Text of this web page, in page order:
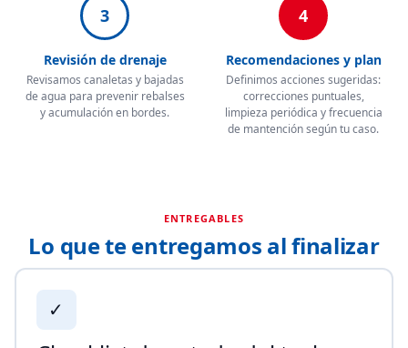
3
Revisión de drenaje
Revisamos canaletas y bajadas
de agua para prevenir rebalses
y acumulación en bordes.
4
Recomendaciones y plan
Definimos acciones sugeridas:
correcciones puntuales,
limpieza periódica y frecuencia
de mantención según tu caso.
ENTREGABLES
Lo que te entregamos al finalizar
✓